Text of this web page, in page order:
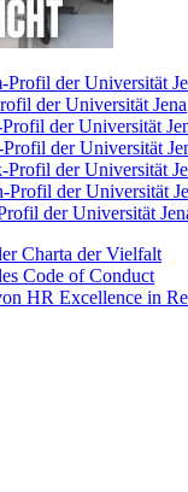
Profil der Universität
der Universität Jena
der Universität
der Universität
Profil der Universität
Profil der Universität
der Universität
Charta der Vielfalt
Code of Conduct
HR Excellence in